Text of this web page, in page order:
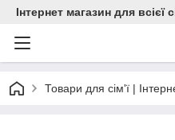
Інтернет магазин для всієї
Товари для сім'ї |